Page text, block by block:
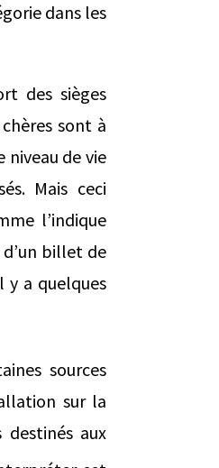
dans les
des sièges
sont à
de vie
Mais ceci
l’indique
d’un billet de
y a quelques
sources
sur la
destinés aux